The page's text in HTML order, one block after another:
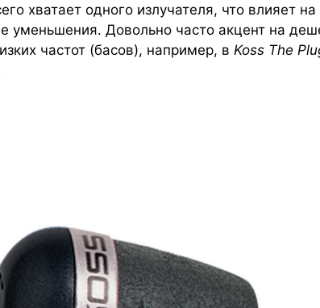
хватает одного излучателя, что влияет
уменьшения. Довольно часто акцент на
частот (басов), например, в Koss The